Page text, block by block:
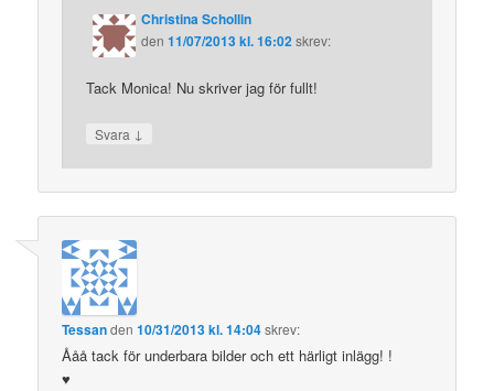
Christina Schollin
den11/07/2013 kl. 16:02skrev:
Tack Monica! Nu skriver jag för fullt!
Svara ↓
Tessanden10/31/2013 kl. 14:04skrev:
Ååå tack för underbara bilder och ett härligt inlägg! !
♥